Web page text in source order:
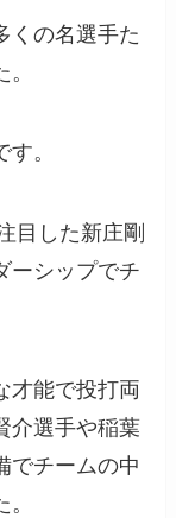
くの名選手た
。
目した新庄剛
ーシップでチ
才能で投打両
介選手や稲葉
でチームの中